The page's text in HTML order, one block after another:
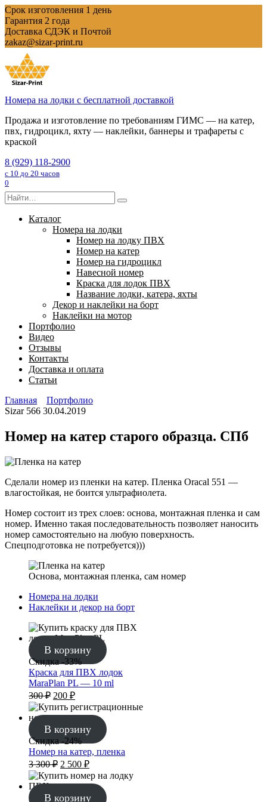
Перейти
к
содержанию
Срок изготовления 1 день
Гарантия 2 года
Доставка СДЭК и Почтой
zakaz@sizar-print.ru
Номера на лодки с бесплатной доставкой
Продажа и изготовление по требованиям ГИМС — на катер,
пвх, гидроцикл, яхту — наклейки, баннеры и трафареты с
краской
8 (929) 118-2900
с 10 до 20 часов
0
Search
for:
Каталог
Номера на лодки
Номер на лодку ПВХ
Номер на катер
Номер на гидроцикл
Навесной номер
Краска для лодок ПВХ
Название лодки, катера, яхты
Декор и наклейки на борт
Наклейки на мотор
Портфолио
Видео
Отзывы
Контакты
Доставка и оплата
Статьи
Главная
Портфолио
Sizar 566 30.04.2019
Номер на катер старого образца. СПб
Сделали номер из пленки на катер. Пленка Oracal 551 —
влагостойкая, не боится ультрафиолета.
Номер состоит из трех слоев: основа, монтажная пленка и сам
номер. Именно такая последовательность позволяет наносить
номер самостоятельно на любую поверхность.
Спецподготовка не потребуется)))
Основа, монтажная пленка, сам номер
Номера на лодки
Наклейки и декор на борт
В корзину
Скидка -33%
Краска для ПВХ лодок
MaraPlan PL — 10 ml
300₽ Первоначальная
цена
составляла
300 ₽.
200 ₽Текущая
цена:
200 ₽.
В корзину
Скидка -24%
Номер на катер, пленка
3 300₽ Первоначальная
цена
составляла
2 500 ₽Текущая
цена:
2
500 ₽.
В корзину